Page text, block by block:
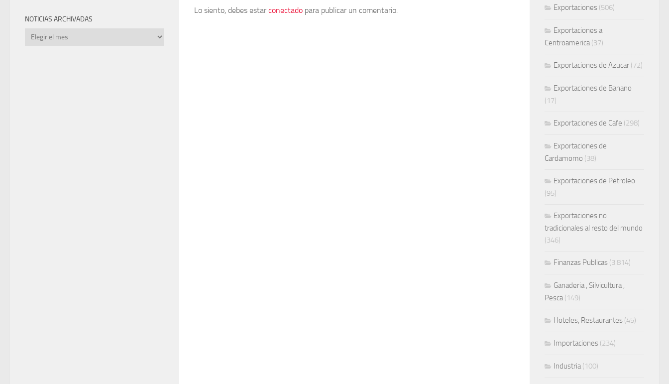
Lo siento, debes estarconectado para publicar un comentario.
NOTICIAS ARCHIVADAS
Noticias
Exportaciones (506)
Exportaciones a
Centroamerica(37)
Exportaciones de Azucar (72)
Exportaciones de Banano
(17)
Exportaciones de Cafe (298)
Exportaciones de
Cardamomo (38)
Exportaciones de Petroleo
(95)
Exportaciones no
tradicionales al resto del mundo
(346)
Finanzas Publicas (3.814)
Ganaderia , Silvicultura ,
Pesca(149)
Hoteles, Restaurantes (45)
Importaciones (234)
Industria(100)